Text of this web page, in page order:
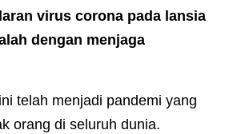
virus corona pada lansia
dengan menjaga
telah menjadi pandemi yang
orang di seluruh dunia.